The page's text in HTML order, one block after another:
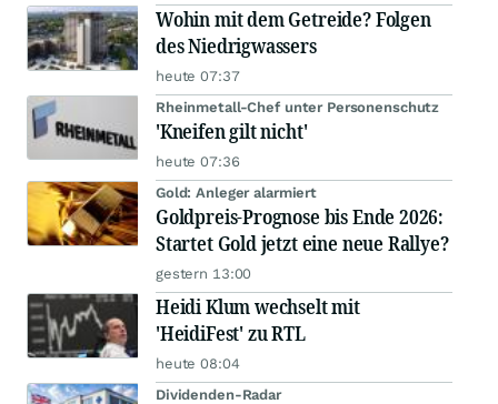
Wohin mit dem Getreide? Folgen
des Niedrigwassers
heute 07:37
Rheinmetall-Chef unter Personenschutz
'Kneifen gilt nicht'
heute 07:36
Gold: Anleger alarmiert
Goldpreis-Prognose bis Ende 2026:
Startet Gold jetzt eine neue Rallye?
gestern 13:00
Heidi Klum wechselt mit
'HeidiFest' zu RTL
heute 08:04
Dividenden-Radar